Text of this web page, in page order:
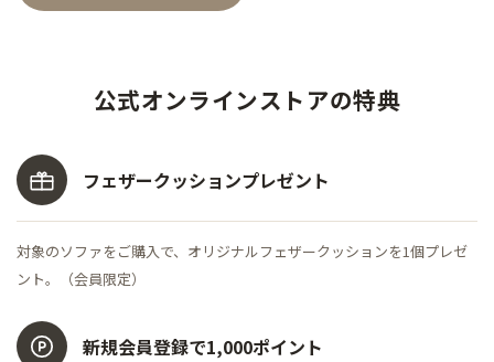
公式オンラインストアの特典
フェザークッションプレゼント
対象のソファをご購入で、オリジナルフェザークッションを1個プレゼ
ント。（会員限定）
新規会員登録で1,000ポイント